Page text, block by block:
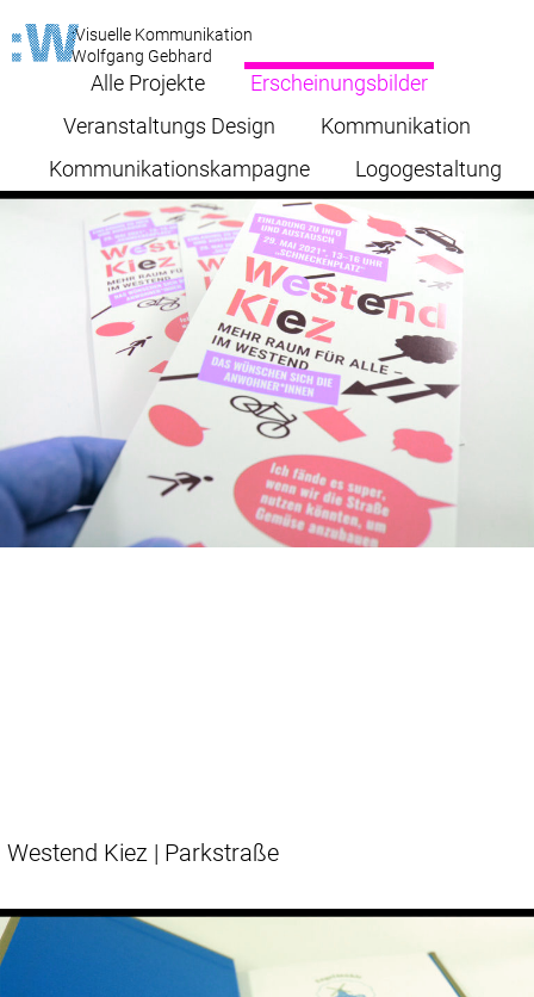
:Visuelle Kommunikation
Wolfgang Gebhard
Alle Projekte
Erscheinungsbilder
Veranstaltungs Design
Kommunikation
Kommunikationskampagne
Logogestaltung
Westend Kiez | Parkstraße